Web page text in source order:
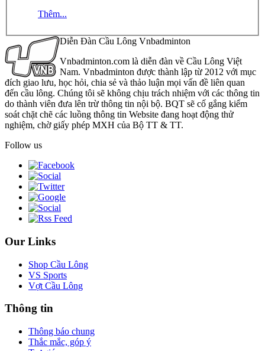
Thêm...
Diễn Đàn Cầu Lông Vnbadminton
Vnbadminton.com là diễn đàn về Cầu Lông Việt
Nam. Vnbadminton được thành lập từ 2012 với mục
đích giao lưu, học hỏi, chia sẻ và thảo luận mọi vấn đề liên quan
đến cầu lông. Chúng tôi sẽ không chịu trách nhiệm với các thông tin
do thành viên đưa lên trừ thông tin nội bộ. BQT sẽ cố gắng kiểm
soát chặt chẽ các luồng thông tin Website đang hoạt động thử
nghiệm, chờ giấy phép MXH của Bộ TT & TT.
Follow us
Our Links
Shop Cầu Lông
VS Sports
Vợt Cầu Lông
Thông tin
Thông báo chung
Thắc mắc, góp ý